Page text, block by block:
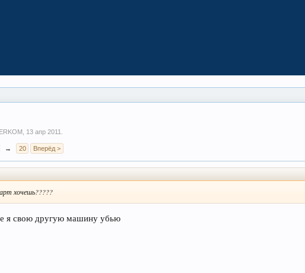
13 апр 2011
→ 20 Вперёд >
хочешь?????
я свою другую машину убью